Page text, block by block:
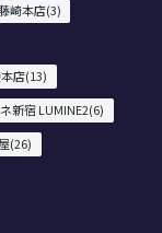
崎本店(3)
店(13)
新宿 LUMINE2(6)
(26)